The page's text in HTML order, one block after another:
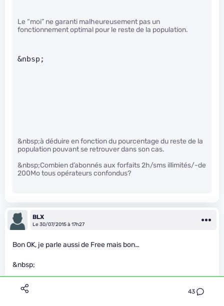
43
Le “moi” ne garanti malheureusement pas un
fonctionnement optimal pour le reste de la population.
&nbsp;
&nbsp;à déduire en fonction du pourcentage du reste de la
population pouvant se retrouver dans son cas.
&nbsp;Combien d’abonnés aux forfaits 2h/sms illimités/-de
200Mo tous opérateurs confondus?
BLX
Le 30/07/2015 à 17h27
Bon OK, je parle aussi de Free mais bon…
&nbsp;
Couverture 2G =&gt; 2ème